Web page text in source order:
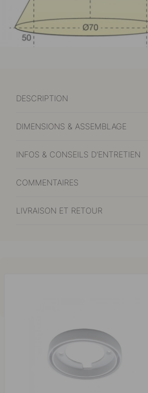
DESCRIPTION
DIMENSIONS & ASSEMBLAGE
INFOS & CONSEILS D'ENTRETIEN
COMMENTAIRES
LIVRAISON ET RETOUR